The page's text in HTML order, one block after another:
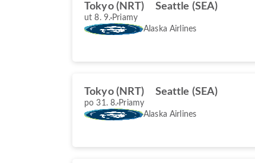
Tokyo (NRT) Seattle (SEA)
ut 8. 9. Priamy
Alaska Airlines
Tokyo (NRT) Seattle (SEA)
po 31. 8. Priamy
Alaska Airlines